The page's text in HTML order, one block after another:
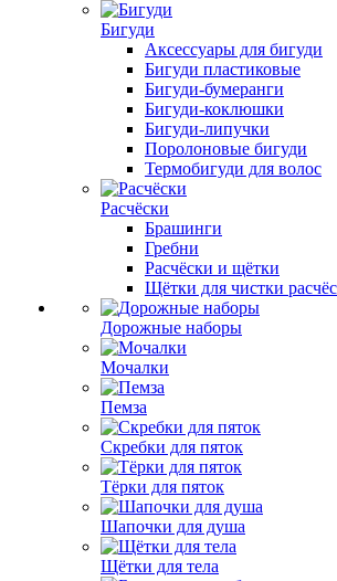
Бигуди
Аксессуары для бигуди
Бигуди пластиковые
Бигуди-бумеранги
Бигуди-коклюшки
Бигуди-липучки
Поролоновые бигуди
Термобигуди для волос
Расчёски
Брашинги
Гребни
Расчёски и щётки
Щётки для чистки
Дорожные наборы
Мочалки
Пемза
Скребки для пяток
Тёрки для пяток
Шапочки для душа
Щётки для тела